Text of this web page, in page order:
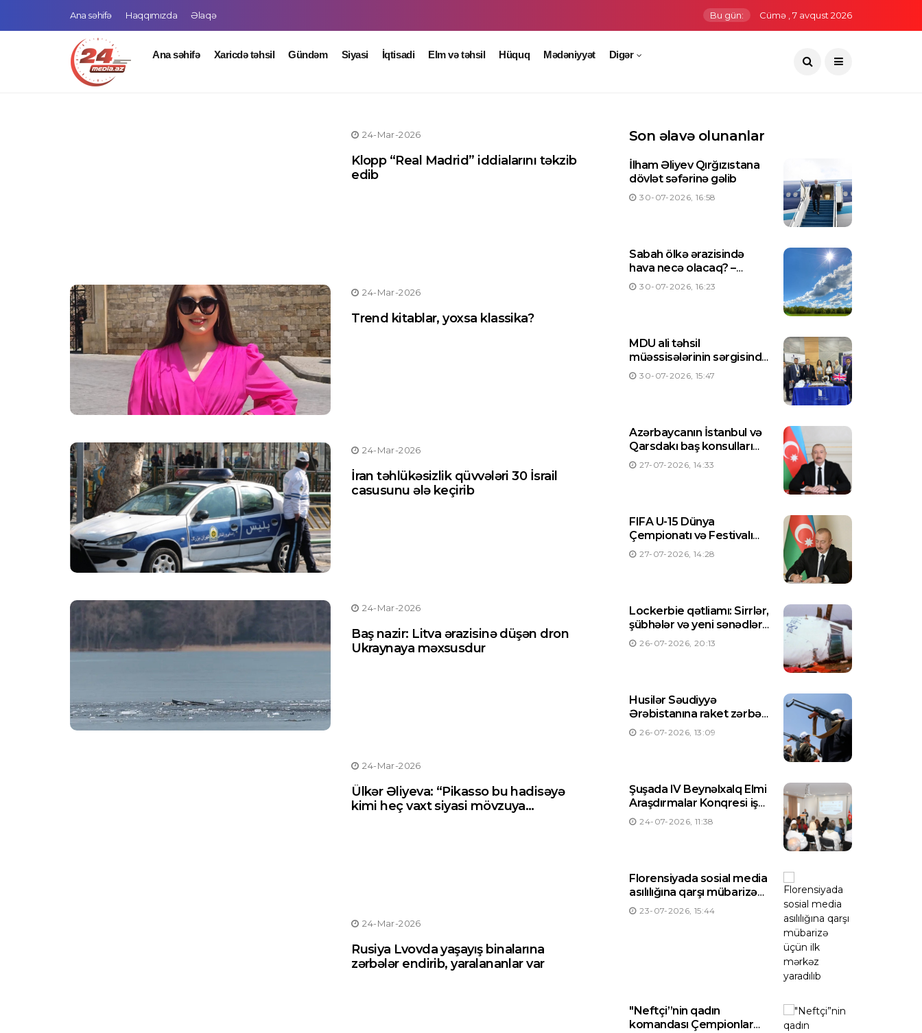
Ana səhifə Haqqımızda Əlaqə Bu gün: Cümə , 7 avqust 2026
Ana səhifə Xaricdə təhsil Gündəm Siyasi İqtisadi Elm və təhsil Hüquq Mədəniyyət Digər
24-Mar-2026
Klopp “Real Madrid” iddialarını təkzib
edib
24-Mar-2026
Trend kitablar, yoxsa klassika?
24-Mar-2026
İran təhlükəsizlik qüvvələri 30 İsrail
casusunu ələ keçirib
24-Mar-2026
Baş nazir: Litva ərazisinə düşən dron
Ukraynaya məxsusdur
24-Mar-2026
Ülkər Əliyeva: “Pikasso bu hadisəyə
kimi heç vaxt siyasi mövzuya
24-Mar-2026
Rusiya Lvovda yaşayış binalarına
zərbələr endirib, yaralananlar var
Son əlavə olunanlar
İlham Əliyev Qırğızıstana
dövlət səfərinə gəlib
30-07-2026, 16:58
Sabah ölkə ərazisində
hava necə olacaq? –
PROQNOZ
30-07-2026, 16:23
MDU ali təhsil
müəssisələrinin sərgisində
təmsil olunur
30-07-2026, 15:47
Azərbaycanın İstanbul və
Qarsdakı baş konsulları
dəyişdirilib
27-07-2026, 14:33
FIFA U-15 Dünya
Çempionatı və Festivalı
Azərbaycanda keçiriləcək
27-07-2026, 14:28
Lockerbie qətliamı: Sirrlər,
şübhələr və yeni sənədlər
açıqlanıb
26-07-2026, 20:13
Husilər Səudiyyə
Ərəbistanına raket zərbəsi
endirdiklərini açıqlayıblar
26-07-2026, 13:09
Şuşada IV Beynəlxalq Elmi
Araşdırmalar Konqresi işə
başlayıb
24-07-2026, 11:38
Florensiyada sosial media
asılılığına qarşı mübarizə
üçün ilk mərkəz yaradılıb
23-07-2026, 15:44
"Neftçi”nin qadın
komandası Çempionlar